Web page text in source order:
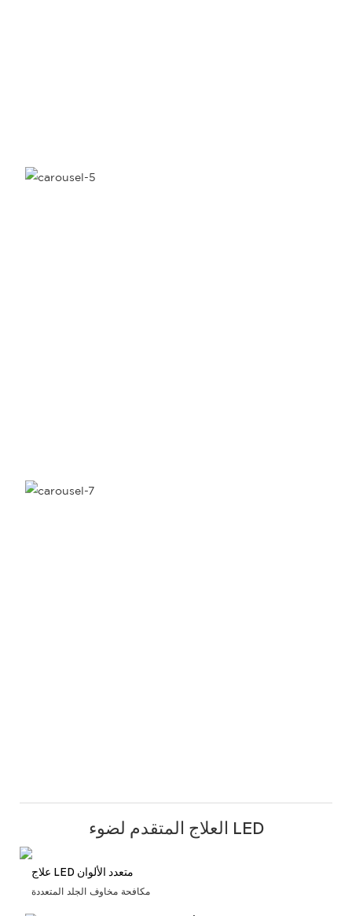
العلاج المتقدم لضوء LED
علاج LED متعدد الألوان
مكافحة مخاوف الجلد المتعددة